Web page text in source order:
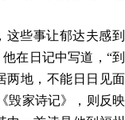
些事让郁达夫感到
在日记中写道，“到
两地，不能日日见面
毁家诗记》，则反映